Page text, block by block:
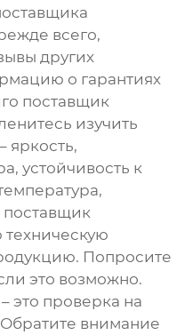
всего,
других
о гарантиях
поставщик
изучить
яркость,
устойчивость к
поставщик
Попросите
это возможно.
это проверка на
внимание